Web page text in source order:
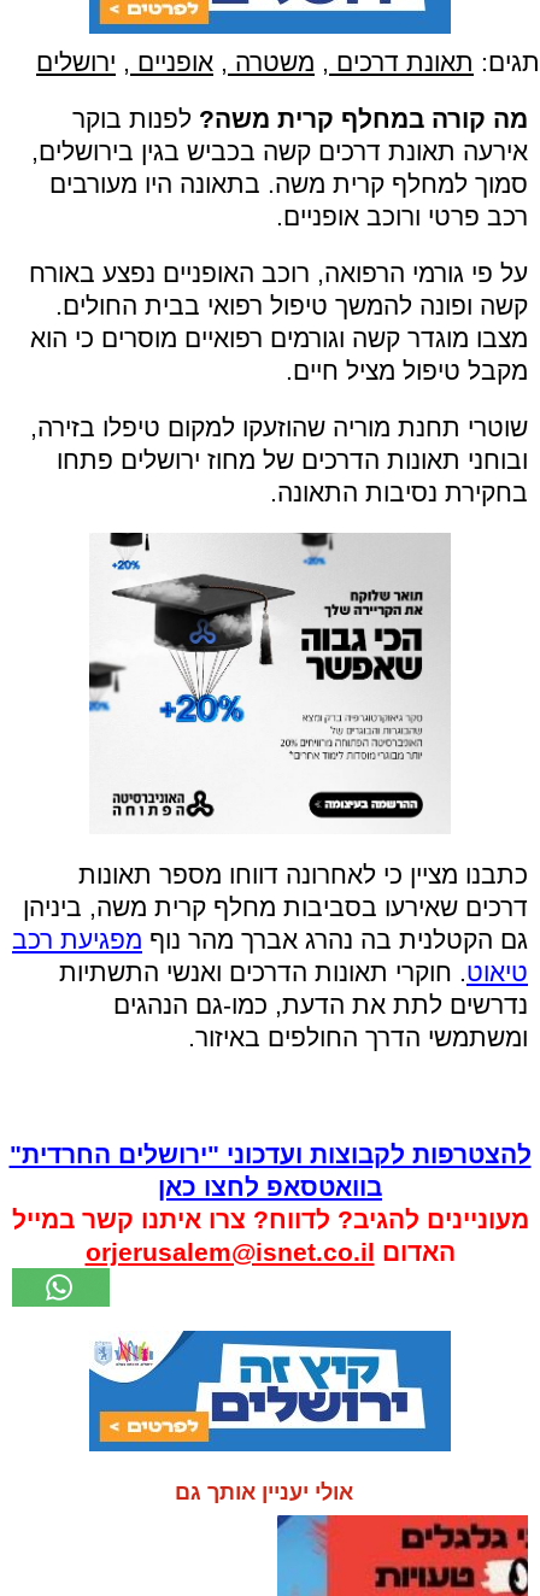
תגים: תאונת דרכים , משטרה , אופניים , ירושלים
מה קורה במחלף קרית משה? לפנות בוקר
אירעה תאונת דרכים קשה בכביש בגין בירושלים,
סמוך למחלף קרית משה. בתאונה היו מעורבים
רכב פרטי ורוכב אופניים.
על פי גורמי הרפואה, רוכב האופניים נפצע באורח
קשה ופונה להמשך טיפול רפואי בבית החולים.
מצבו מוגדר קשה וגורמים רפואיים מוסרים כי הוא
מקבל טיפול מציל חיים.
שוטרי תחנת מוריה שהוזעקו למקום טיפלו בזירה,
ובוחני תאונות הדרכים של מחוז ירושלים פתחו
בחקירת נסיבות התאונה.
כתבנו מציין כי לאחרונה דווחו מספר תאונות
דרכים שאירעו בסביבות מחלף קרית משה, ביניהן
גם הקטלנית בה נהרג אברך מהר נוף מפגיעת רכב
טיאוט. חוקרי תאונות הדרכים ואנשי התשתיות
נדרשים לתת את הדעת, כמו-גם הנהגים
ומשתמשי הדרך החולפים באיזור.
להצטרפות לקבוצות ועדכוני "ירושלים החרדית"
בוואטסאפ לחצו כאן
מעוניינים להגיב? לדווח? צרו איתנו קשר במייל
האדום orjerusalem@isnet.co.il
אולי יעניין אותך גם